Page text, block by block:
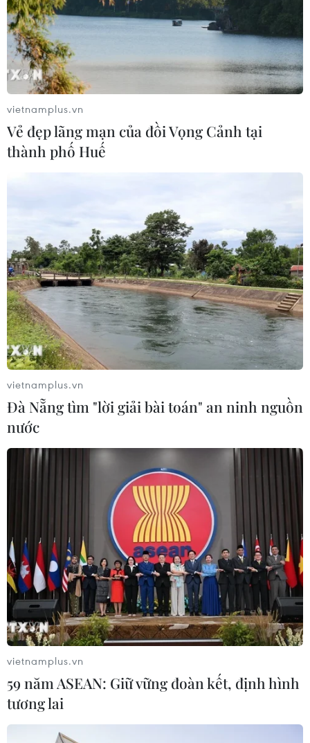
vietnamplus.vn
Vẻ đẹp lãng mạn của đồi Vọng Cảnh tại
thành phố Huế
vietnamplus.vn
Đà Nẵng tìm "lời giải bài toán" an ninh nguồn
nước
vietnamplus.vn
59 năm ASEAN: Giữ vững đoàn kết, định hình
tương lai